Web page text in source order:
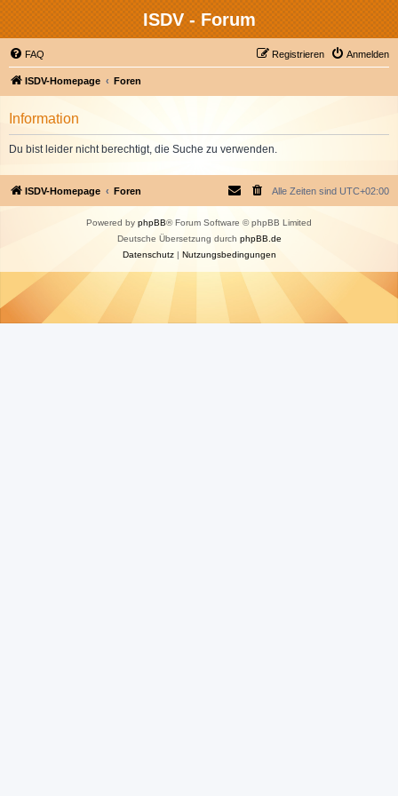
ISDV - Forum
FAQ Anmelden
Registrieren
ISDV-Homepage Foren
Information
Du bist leider nicht berechtigt, die Suche zu verwenden.
ISDV-Homepage Foren Alle Zeiten sind UTC+02:00
Powered by phpBB® Forum Software © phpBB Limited
Deutsche Übersetzung durch phpBB.de
Datenschutz| Nutzungsbedingungen